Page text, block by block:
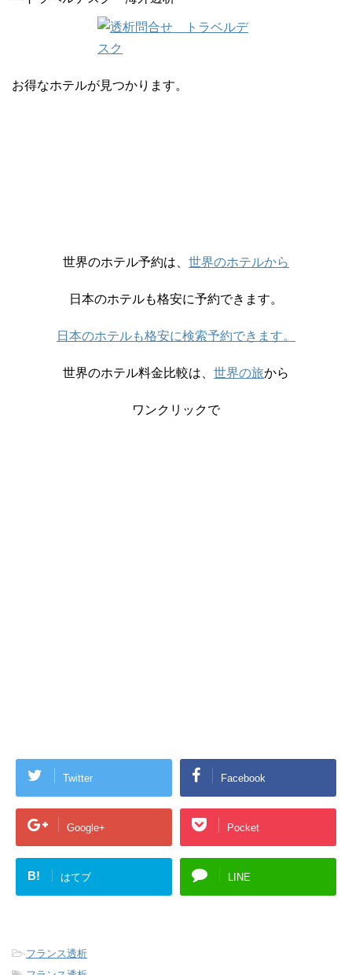
お得なホテルが見つかります。
世界のホテル予約は、 世界のホテルから
日本のホテルも格安に予約できます。
日本のホテルも格安に検索予約できます。
世界のホテル料金比較は、 世界の旅から
ワンクリックで
Twitter Facebook
Google+ Pocket
B! はてブ LINE
-フランス透析